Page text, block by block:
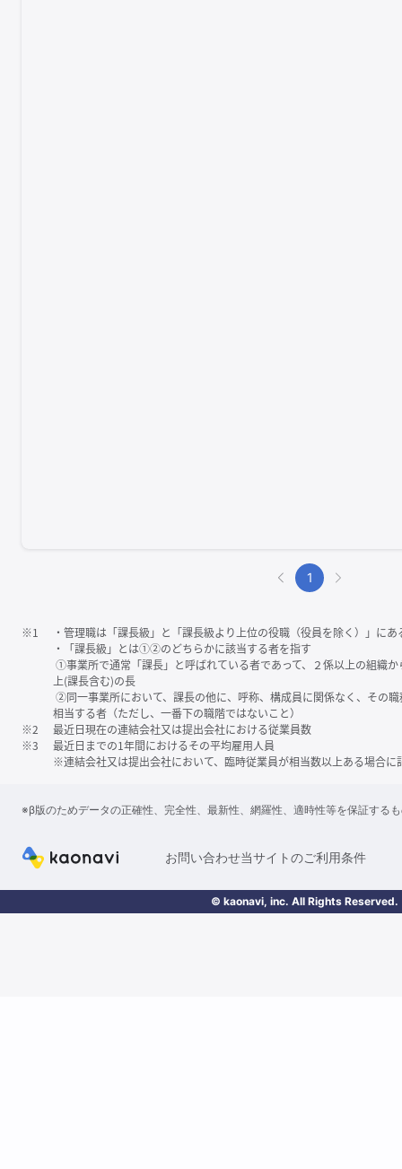
1
※1
・管理職は「課⻑級」と「課⻑級より上位の役職（役員を除く）」に
・「課⻑級」とは①②のどちらかに該当する者を指す
①事業所で通常「課⻑」と呼ばれている者であって、２係以上の組織
上(課⻑含む)の⻑
②同一事業所において、課⻑の他に、呼称、構成員に関係なく、その
相当する者（ただし、一番下の職階ではないこと）
※2
最近日現在の連結会社又は提出会社における従業員数
※3
最近日までの1年間におけるその平均雇用人員
※連結会社又は提出会社において、臨時従業員が相当数以上ある場合に
※β版のためデータの正確性、完全性、最新性、網羅性、適時性等を保証する
お問い合わせ当サイトのご利用条件
© kaonavi, inc. All Rights Reserved.